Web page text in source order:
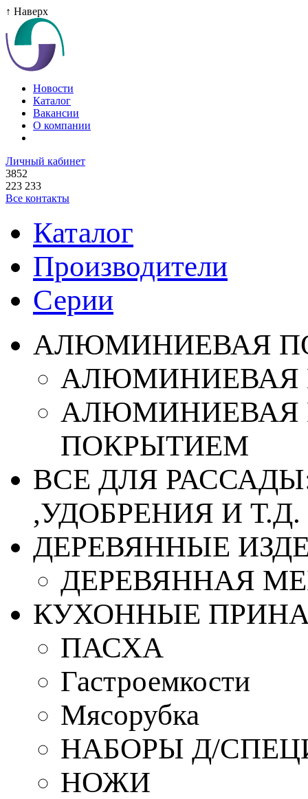
↑ Наверх
Новости
Каталог
Вакансии
О компании
Личный кабинет
3852
223 233
Все контакты
Каталог
Производители
Серии
АЛЮМИНИЕВАЯ
АЛЮМИНИЕВАЯ
АЛЮМИНИЕВАЯ
ПОКРЫТИЕМ
ВСЕ ДЛЯ
,УДОБРЕНИЯ И Т.Д.
ДЕРЕВЯННЫЕ
ДЕРЕВЯННАЯ
КУХОННЫЕ
ПАСХА
Гастроемкости
Мясорубка
НАБОРЫ Д/
НОЖИ